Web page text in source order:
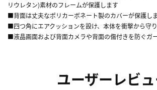
リウレタン)素材のフレームが保護します
■背面は丈夫なポリカーボネート製のカバーが保護し
■四つ角にエアクッションを設け、本体を衝撃から守
■液晶画面および背面カメラや背面の傷付きを防ぐガ
ユーザーレビ